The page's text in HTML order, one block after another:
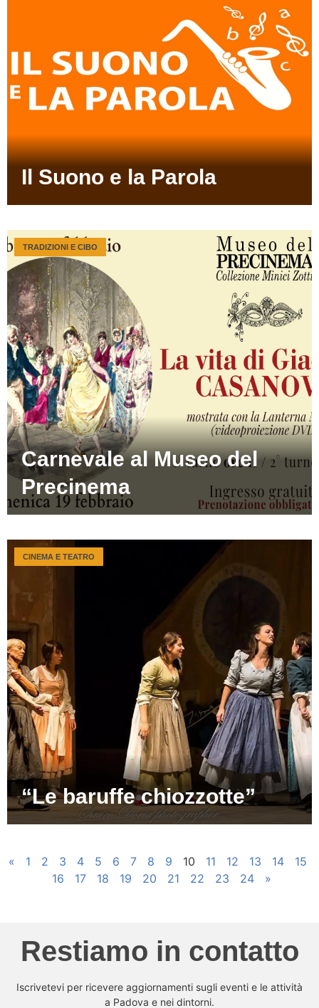
Il Suono e la Parola
Carnevale al Museo del
Precinema
TRADIZIONI E CIBO
“Le baruffe chiozzotte”
CINEMA E TEATRO
« 1 2 3 4 5 6 7 8 9 10 11 12 13 14
15
16
17 18 19 20 21 22 23 24 »
Restiamo in contatto
Iscrivetevi per ricevere aggiornamenti sugli eventi e le attività
a Padova e nei dintorni.